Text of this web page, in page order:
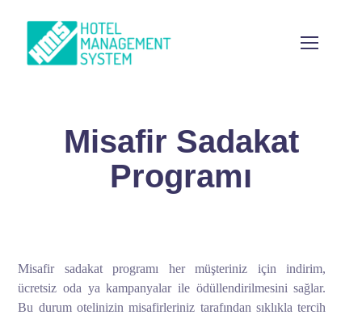
Misafir Sadakat
Programı
Misafir sadakat programı her müşteriniz için indirim,
ücretsiz oda ya kampanyalar ile ödüllendirilmesini sağlar.
Bu durum otelinizin misafirleriniz tarafından sıklıkla tercih